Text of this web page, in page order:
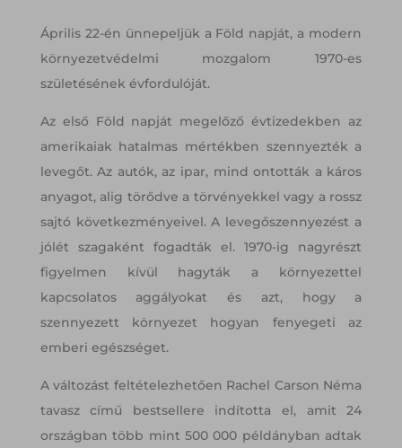
Április 22-én ünnepeljük a Föld napját, a modern
környezetvédelmi mozgalom 1970-es
születésének évfordulóját.
Az első Föld napját megelőző évtizedekben az
amerikaiak hatalmas mértékben szennyezték a
levegőt. Az autók, az ipar, mind ontották a káros
anyagot, alig törődve a törvényekkel vagy a rossz
sajtó következményeivel. A levegőszennyezést a
jólét szagaként fogadták el. 1970-ig nagyrészt
figyelmen kívül hagyták a környezettel
kapcsolatos aggályokat és azt, hogy a
szennyezett környezet hogyan fenyegeti az
emberi egészséget.
A változást feltételezhetően Rachel Carson Néma
tavasz című bestsellere indította el, amit 24
országban több mint 500 000 példányban adtak